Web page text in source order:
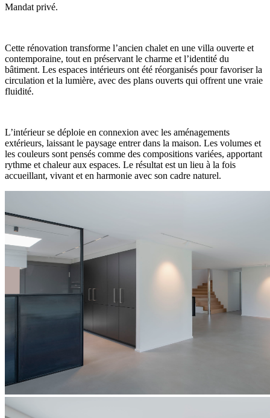
Mandat privé.
Cette rénovation transforme l’ancien chalet en une villa ouverte et
contemporaine, tout en préservant le charme et l’identité du
bâtiment. Les espaces intérieurs ont été réorganisés pour favoriser la
circulation et la lumière, avec des plans ouverts qui offrent une vraie
fluidité.
L’intérieur se déploie en connexion avec les aménagements
extérieurs, laissant le paysage entrer dans la maison. Les volumes et
les couleurs sont pensés comme des compositions variées, apportant
rythme et chaleur aux espaces. Le résultat est un lieu à la fois
accueillant, vivant et en harmonie avec son cadre naturel.